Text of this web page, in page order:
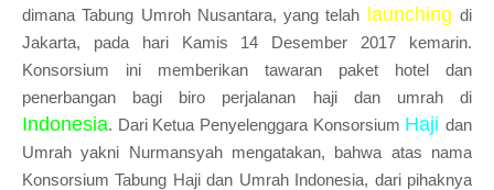
dimana Tabung Umroh Nusantara, yang telah
launchingdi
Jakarta, pada hari Kamis 14 Desember 2017 kemarin.
Konsorsium ini memberikan tawaran paket hotel dan
penerbangan bagi biro perjalanan haji dan umrah di
Indonesia. Dari Ketua Penyelenggara Konsorsium Hajidan
Umrah yakni Nurmansyah mengatakan, bahwa atas nama
Konsorsium Tabung Haji dan Umrah Indonesia, dari pihaknya